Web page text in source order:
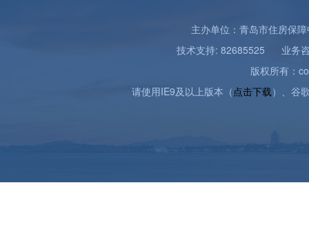
主办单位：青岛市住房保
技术支持: 82685525 业务
版权所有：
请使用IE9及以上版本（ 点击下载）、谷